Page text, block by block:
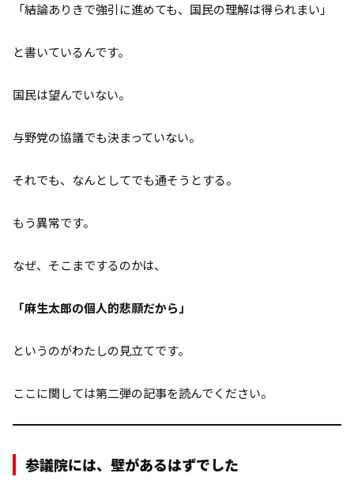
「結論ありきで強引に進めても、国民の理解は得られまい」
と書いているんです。
国民は望んでいない。
与野党の協議でも決まっていない。
それでも、なんとしてでも通そうとする。
もう異常です。
なぜ、そこまでするのかは、
「麻生太郎の個人的悲願だから」
というのがわたしの見立てです。
ここに関しては第二弾の記事を読んでください。
参議院には、壁があるはずでした